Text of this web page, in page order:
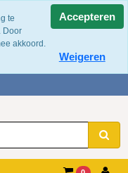
te
Door
akkoord.
Accepteren
Weigeren